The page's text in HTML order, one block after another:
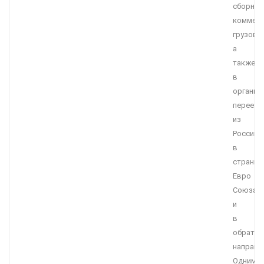
сборных
грузов,
а
также
в
из
России
в
страны
Евро
Союза
и
в
Одним